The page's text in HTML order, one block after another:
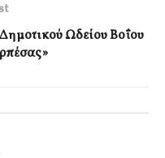
Ωδείου Βοΐου